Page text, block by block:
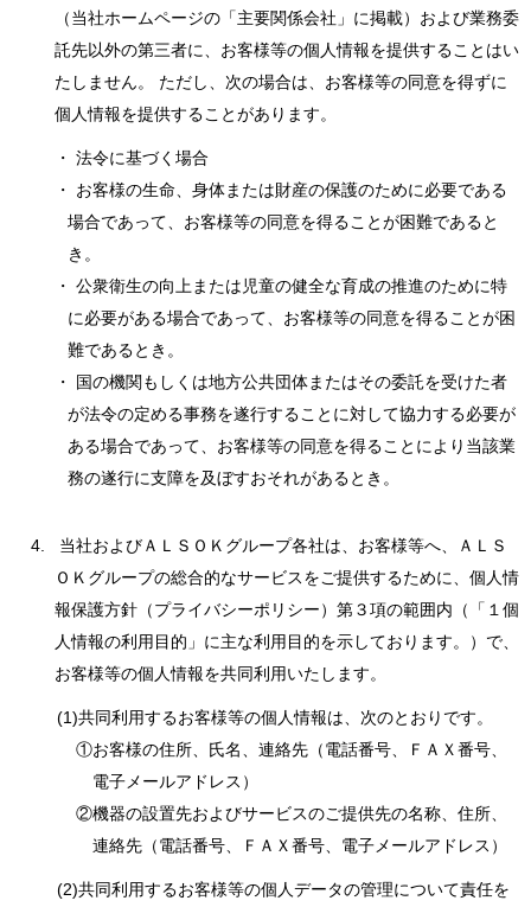
（当社ホームページの「主要関係会社」に掲載）および業務委
託先以外の第三者に、お客様等の個人情報を提供することはい
たしません。 ただし、次の場合は、お客様等の同意を得ずに
個人情報を提供することがあります。
・ 法令に基づく場合
・ お客様の生命、身体または財産の保護のために必要である
場合であって、お客様等の同意を得ることが困難であると
き。
・ 公衆衛生の向上または児童の健全な育成の推進のために特
に必要がある場合であって、お客様等の同意を得ることが困
難であるとき。
・ 国の機関もしくは地方公共団体またはその委託を受けた者
が法令の定める事務を遂行することに対して協力する必要が
ある場合であって、お客様等の同意を得ることにより当該業
務の遂行に支障を及ぼすおそれがあるとき。
当社およびＡＬＳＯＫグループ各社は、お客様等へ、ＡＬＳ
ＯＫグループの総合的なサービスをご提供するために、個人情
報保護方針（プライバシーポリシー）第３項の範囲内（「１個
人情報の利用目的」に主な利用目的を示しております。）で、
お客様等の個人情報を共同利用いたします。
(1)共同利用するお客様等の個人情報は、次のとおりです。
①お客様の住所、氏名、連絡先（電話番号、ＦＡＸ番号、
電子メールアドレス）
②機器の設置先およびサービスのご提供先の名称、住所、
連絡先（電話番号、ＦＡＸ番号、電子メールアドレス）
(2)共同利用するお客様等の個人データの管理について責任を